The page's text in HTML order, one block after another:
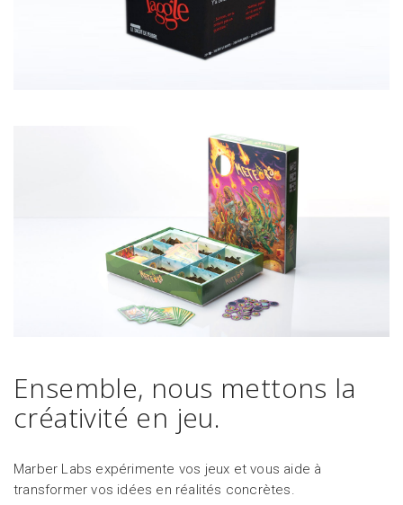
Ensemble, nous mettons la
créativité en jeu.
Marber Labs expérimente vos jeux et vous aide à
transformer vos idées en réalités concrètes.